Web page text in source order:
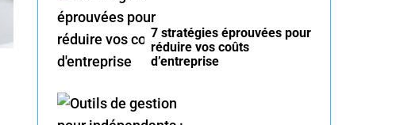
7 stratégies éprouvées pour
réduire vos coûts
d’entreprise